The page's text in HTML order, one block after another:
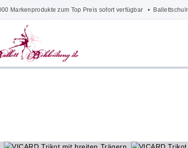
Markenprodukte zum Top Preis sofort verfügbar •